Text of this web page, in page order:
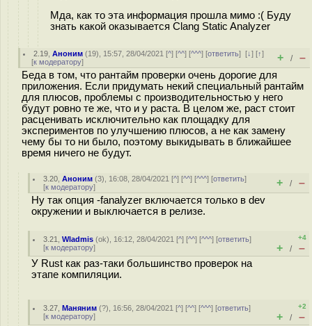
Мда, как то эта информация прошла мимо :( Буду
знать какой оказывается Clang Static Analyzer
2.19 ,Аноним (19), 15:57, 28/04/2021 [^] [^^] [^^^] [ответить][↓] [↑]
[к модератору] + / –
Беда в том, что рантайм проверки очень дорогие для
приложения. Если придумать некий специальный рантайм
для плюсов, проблемы с производительностью у него
будут ровно те же, что и у раста. В целом же, раст стоит
расценивать исключительно как площадку для
экспериментов по улучшению плюсов, а не как замену
чему бы то ни было, поэтому выкидывать в ближайшее
время ничего не будут.
3.20 ,Аноним (3), 16:08, 28/04/2021 [^] [^^] [^^^] [ответить]
[к модератору] + / –
Ну так опция -fanalyzer включается только в dev
окружении и выключается в релизе.
3.21 ,Wladmis (ok), 16:12, 28/04/2021 [^] [^^] [^^^] [ответить]
[к модератору]
+4
+ / –
У Rust как раз-таки большинство проверок на
этапе компиляции.
3.27 ,Маняним (?), 16:56, 28/04/2021 [^] [^^] [^^^] [ответить]
[к модератору]
+2
+ / –